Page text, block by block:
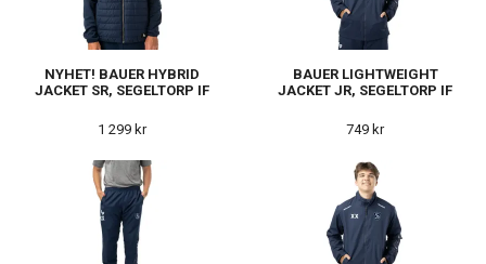
NYHET! BAUER HYBRID
JACKET SR, SEGELTORP IF
1 299 kr
BAUER LIGHTWEIGHT
JACKET JR, SEGELTORP IF
749 kr